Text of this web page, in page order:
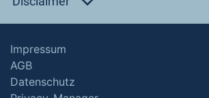
Impressum
AGB
Datenschutz